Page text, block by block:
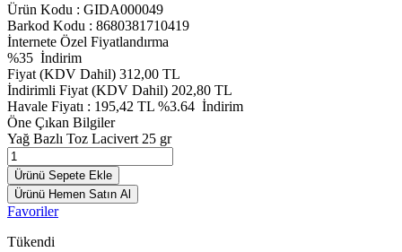
Ürün Kodu : GIDA000049
Barkod Kodu : 8680381710419
İnternete Özel Fiyatlandırma
%35 İndirim
Fiyat (KDV Dahil) 312,00 TL
İndirimli Fiyat (KDV Dahil) 202,80 TL
Havale Fiyatı : 195,42 TL %3.64 İndirim
Öne Çıkan Bilgiler
Yağ Bazlı Toz Lacivert 25 gr
Ürünü Sepete Ekle
Ürünü Hemen Satın Al
Favoriler
Tükendi